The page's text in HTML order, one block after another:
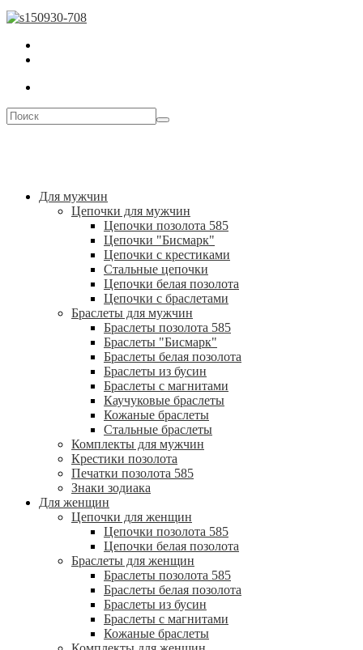
Для мужчин
Цепочки для мужчин
Цепочки позолота 585
Цепочки "Бисмарк"
Цепочки с крестиками
Стальные цепочки
Цепочки белая позолота
Цепочки с браслетами
Браслеты для мужчин
Браслеты позолота 585
Браслеты "Бисмарк"
Браслеты белая позолота
Браслеты из бусин
Браслеты с магнитами
Каучуковые браслеты
Кожаные браслеты
Стальные браслеты
Комплекты для мужчин
Крестики позолота
Печатки позолота 585
Знаки зодиака
Для женщин
Цепочки для женщин
Цепочки позолота 585
Цепочки белая позолота
Браслеты для женщин
Браслеты позолота 585
Браслеты белая позолота
Браслеты из бусин
Браслеты с магнитами
Кожаные браслеты